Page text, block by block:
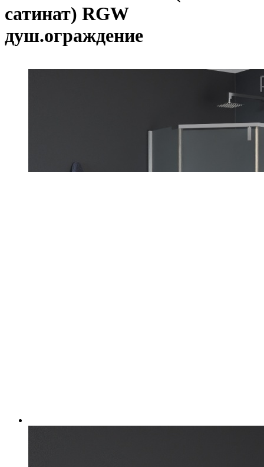
сатинат) RGW
душ.ограждение